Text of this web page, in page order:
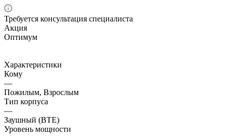
Требуется консультация специалиста
Акция
Оптимум
Характеристики
Кому
—
Пожилым, Взрослым
Тип корпуса
—
Заушный (BTE)
Уровень мощности